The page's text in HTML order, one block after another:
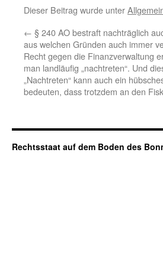
Dieser Beitrag wurde unter
← § 240 AO bestraft nachträglich
aus welchen Gründen auch immer
Recht gegen die Finanzverwaltung
man landläufig „nachtreten“. Und
„Nachtreten“ kann auch ein
bedeuten, dass trotzdem an den
Rechtsstaat auf dem Boden des